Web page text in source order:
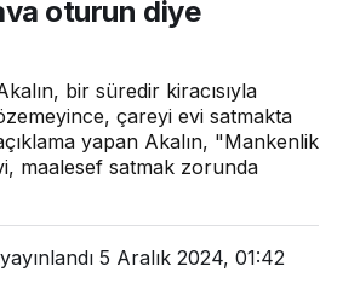
oturun diye
bir süredir kiracısıyla
çareyi evi satmakta
yapan Akalın, "Mankenlik
maalesef satmak zorunda
yayınlandı 5 Aralık 2024, 01:42